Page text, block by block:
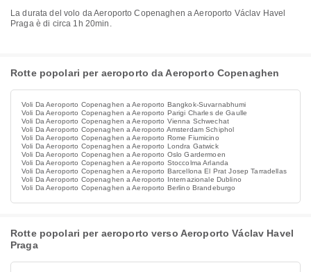
La durata del volo da Aeroporto Copenaghen a Aeroporto Václav Havel
Praga è di circa 1h 20min.
Rotte popolari per aeroporto da Aeroporto Copenaghen
Voli Da Aeroporto Copenaghen a Aeroporto Bangkok-Suvarnabhumi
Voli Da Aeroporto Copenaghen a Aeroporto Parigi Charles de Gaulle
Voli Da Aeroporto Copenaghen a Aeroporto Vienna Schwechat
Voli Da Aeroporto Copenaghen a Aeroporto Amsterdam Schiphol
Voli Da Aeroporto Copenaghen a Aeroporto Rome Fiumicino
Voli Da Aeroporto Copenaghen a Aeroporto Londra Gatwick
Voli Da Aeroporto Copenaghen a Aeroporto Oslo Gardermoen
Voli Da Aeroporto Copenaghen a Aeroporto Stoccolma Arlanda
Voli Da Aeroporto Copenaghen a Aeroporto Barcellona El Prat Josep Tarradellas
Voli Da Aeroporto Copenaghen a Aeroporto Internazionale Dublino
Voli Da Aeroporto Copenaghen a Aeroporto Berlino Brandeburgo
Rotte popolari per aeroporto verso Aeroporto Václav Havel
Praga